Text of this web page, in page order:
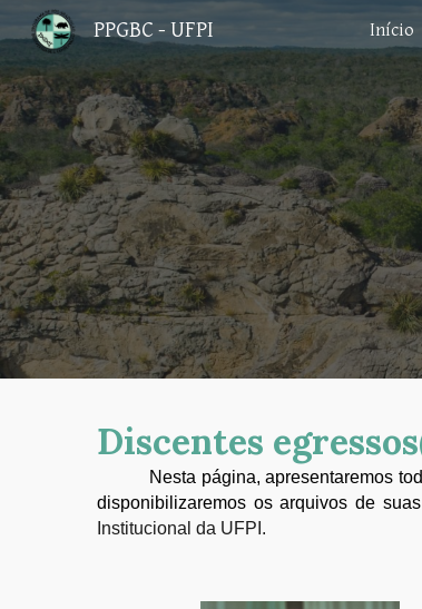
PPGBC - UFPI Início
Discentes
Nesta página, apresentaremos
disponibilizaremos os arquivos de
Institucional da UFPI.